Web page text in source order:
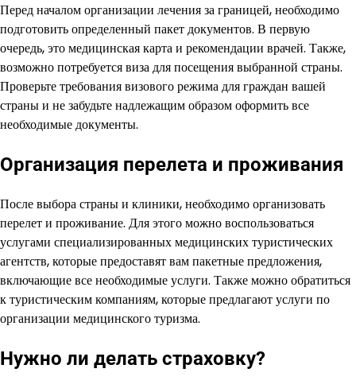
Перед началом организации лечения за границей, необходимо
подготовить определенный пакет документов. В первую
очередь, это медицинская карта и рекомендации врачей. Также,
возможно потребуется виза для посещения выбранной страны.
Проверьте требования визового режима для граждан вашей
страны и не забудьте надлежащим образом оформить все
необходимые документы.
Организация перелета и проживания
После выбора страны и клиники, необходимо организовать
перелет и проживание. Для этого можно воспользоваться
услугами специализированных медицинских туристических
агентств, которые предоставят вам пакетные предложения,
включающие все необходимые услуги. Также можно обратиться
к туристическим компаниям, которые предлагают услуги по
организации медицинского туризма.
Нужно ли делать страховку?